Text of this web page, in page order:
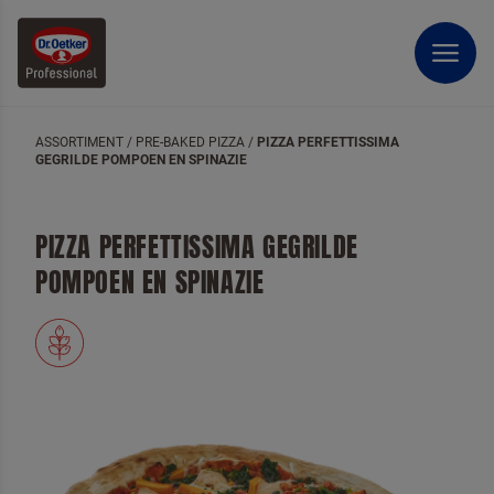
ASSORTIMENT / PRE-BAKED PIZZA / PIZZA PERFETTISSIMA
GEGRILDE POMPOEN EN SPINAZIE
PIZZA PERFETTISSIMA GEGRILDE
POMPOEN EN SPINAZIE